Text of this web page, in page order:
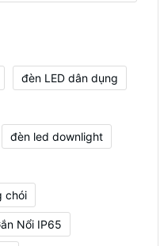
đèn LED dân dụng
đèn led downlight
chói
Nổi IP65